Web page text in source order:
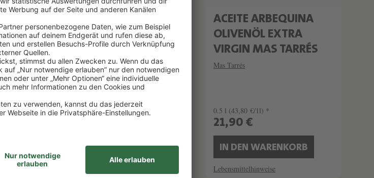
2024
TORRES NATUREO
TINTO 0.0
ALKOHOLFREI
Miguel Torres
0.75 l(12,27 €/1l) *
IN DEN WARENKORB
ACEITE ARBEQUINA
OLIVENÖL EXTRA
VIRGIN MAS TARRÉS
Mas Tarrés
0.5 l (43,80 €/1l) *
21,90 €
IN DEN WARENKORB
Lebensmittelhinweise